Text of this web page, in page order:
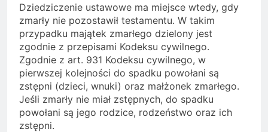
Dziedziczenie ustawowe ma miejsce wtedy, gdy
zmarły nie pozostawił testamentu. W takim
przypadku majątek zmarłego dzielony jest
zgodnie z przepisami Kodeksu cywilnego.
Zgodnie z art. 931 Kodeksu cywilnego, w
pierwszej kolejności do spadku powołani są
zstępni (dzieci, wnuki) oraz małżonek zmarłego.
Jeśli zmarły nie miał zstępnych, do spadku
powołani są jego rodzice, rodzeństwo oraz ich
zstępni.